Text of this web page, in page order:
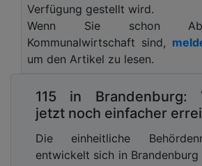
Das Konzept: ein
Verteidigungssystem, das
(Kameras, Akustik,
Auswertung und aktive
erkannt, gestört („Soft
ausgeschaltet („Hard Kill“)
autonom und mit minimalem
Durch ihren modularen
Verfügung gestellt wird.
Wenn Sie schon
Kommunalwirtschaft sind,
um den Artikel zu lesen.
115 in Brandenburg:
jetzt noch einfacher
Die einheitliche
entwickelt sich in